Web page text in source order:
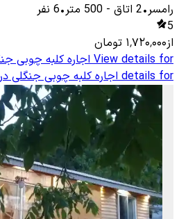
رامسر•
2 اتاق -
500 متر•
6 نفر
5
از۱٬۷۲۰٬۰۰۰ تومان
View details for اجاره کلبه چوبی
details for اجاره کلبه چوبی جنگلی